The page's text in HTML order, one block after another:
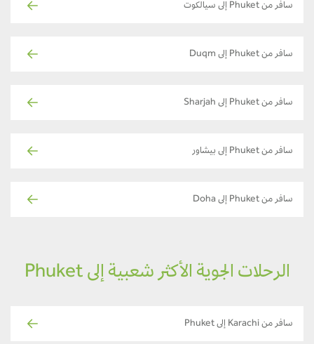
سافر من Phuket إلى سيالكوت
سافر من Phuket إلى Duqm
سافر من Phuket إلى Sharjah
سافر من Phuket إلى بيشاور
سافر من Phuket إلى Doha
الرحلات الجوية الأكثر شعبية إلى Phuket
سافر من Karachi إلى Phuket